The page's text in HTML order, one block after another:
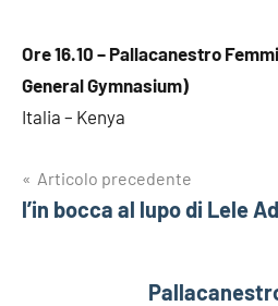
Ore 16.10 – Pallacanestro
General Gymnasium)
Italia – Kenya
Navigazione
articoli
Articolo precedente
l’in bocca al lupo di Lele